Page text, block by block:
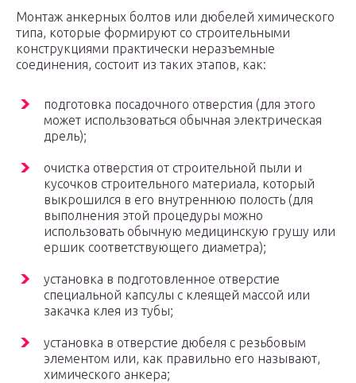
Монтаж анкерных болтов или дюбелей химического
типа, которые формируют со строительными
конструкциями практически неразъемные
соединения, состоит из таких этапов, как:
подготовка посадочного отверстия (для этого
может использоваться обычная электрическая
дрель);
очистка отверстия от строительной пыли и
кусочков строительного материала, который
выкрошился в его внутреннюю полость (для
выполнения этой процедуры можно
использовать обычную медицинскую грушу или
ершик соответствующего диаметра);
установка в подготовленное отверстие
специальной капсулы с клеящей массой или
закачка клея из тубы;
установка в отверстие дюбеля с резьбовым
элементом или, как правильно его называют,
химического анкера;